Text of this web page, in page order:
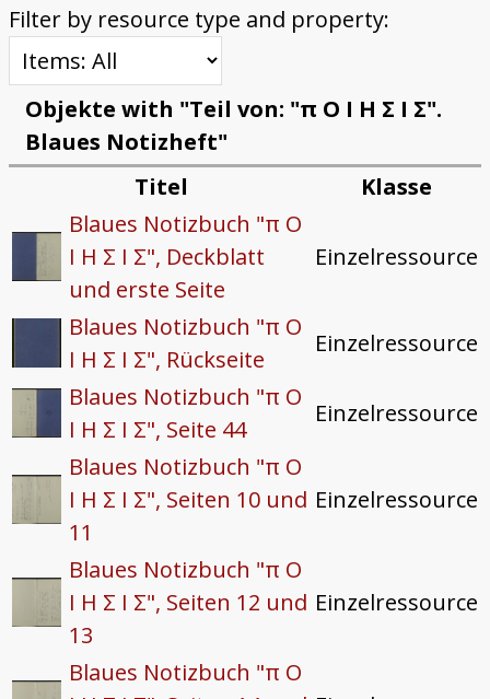
Filter by resource type and property:
Objekte with "Teil von: "π O I H Σ I Σ".
Blaues Notizheft"
Titel
Klasse
Blaues Notizbuch "π O
I H Σ I Σ", Deckblatt
und erste Seite
Einzelressource
Blaues Notizbuch "π O
I H Σ I Σ", Rückseite
Einzelressource
Blaues Notizbuch "π O
I H Σ I Σ", Seite 44
Einzelressource
Blaues Notizbuch "π O
I H Σ I Σ", Seiten 10 und
11
Einzelressource
Blaues Notizbuch "π O
I H Σ I Σ", Seiten 12 und
13
Einzelressource
Blaues Notizbuch "π O